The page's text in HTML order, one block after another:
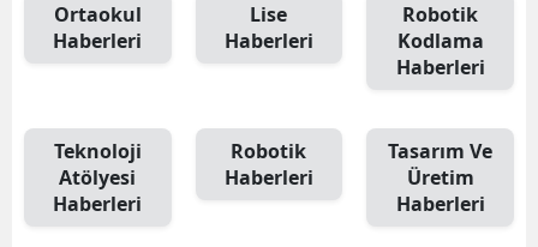
Kütahya
Manisa
Kahramanmaraş
Ortaokul
Haberleri
Lise
Haberleri
Robotik
Kodlama
Haberleri
Teknoloji
Atölyesi
Haberleri
Robotik
Haberleri
Tasarım Ve
Üretim
Haberleri